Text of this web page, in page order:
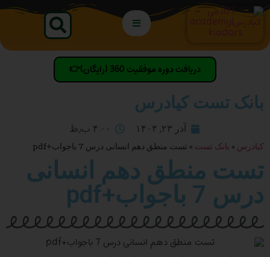
دریافت دوره موفقیت 360 (رایگان)👉
بانک تست کیادرس
آذر ۲۳, ۱۴۰۴ ۴:۰۰ ب٫ظ
کیادرس » بانک تست » تست منطق دهم انسانی درس 7 باجواب+pdf
تست منطق دهم انسانی
درس 7 باجواب+pdf